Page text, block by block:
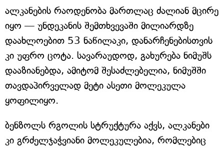
ალკანების რაოდენობა მართლაც ძალიან მცირე
იყო — უნდეკანის შემთხვევაში მილიარდზე
დაახლოებით 53 ნაწილაკი, დანარჩენებისთვის
კი უფრო ცოტა. სავარაუდოდ, გახურება ნიმუშს
დააზიანებდა, ამიტომ შესაძლებელია, ნიმუშში
თავდაპირველად მეტი ასეთი მოლეკულა
ყოფილიყო.
ბენზოლს რგოლის სტრუქტურა აქვს, ალკანები
კი გრძელჯაჭვიანი მოლეკულებია, რომლებიც